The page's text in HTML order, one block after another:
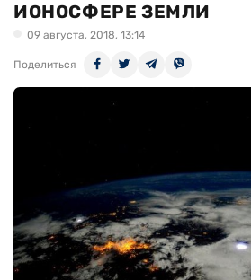
ИОНОСФЕРЕ ЗЕМЛИ
09 августа, 2018, 13:14
Поделиться